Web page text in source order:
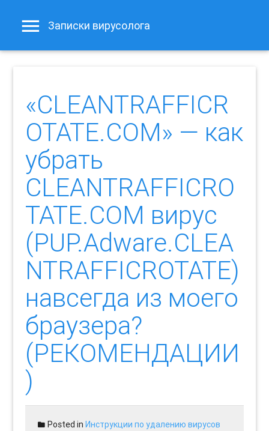
Записки вирусолога
«CLEANTRAFFICR
OTATE.COM» — как
убрать
CLEANTRAFFICRO
TATE.COM вирус
(PUP.Adware.CLEA
NTRAFFICROTATE)
навсегда из моего
браузера?
(РЕКОМЕНДАЦИИ
)
Posted inИнструкции по удалению вирусов